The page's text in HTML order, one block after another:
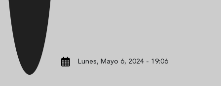
Lunes, Mayo 6, 2024 - 19:06